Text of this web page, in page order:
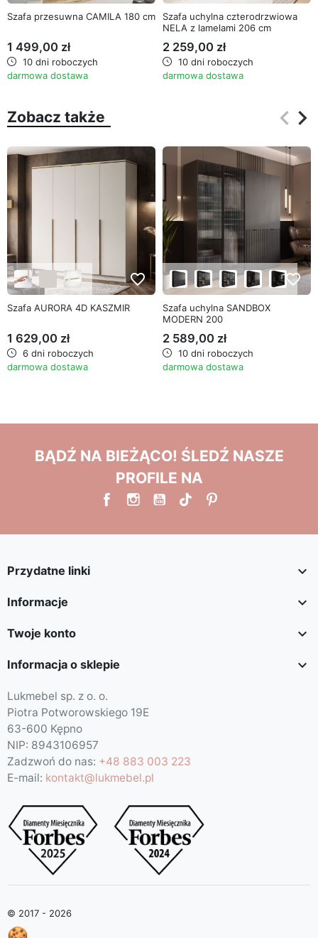
Szafa przesuwna CAMILA 180 cm
1 499,00 zł
10 dni roboczych
darmowa dostawa
Szafa uchylna czterodrzwiowa
NELA z lamelami 206 cm
2 259,00 zł
10 dni roboczych
darmowa dostawa
Zobacz także keyboard_arrow_left
keyboard_arrow_right
favorite_border
Szafa AURORA 4D KASZMIR
1 629,00 zł
6 dni roboczych
darmowa dostawa
favorite_border
Szafa uchylna SANDBOX
MODERN 200
2 589,00 zł
10 dni roboczych
darmowa dostawa
BĄDŹ NA BIEŻĄCO! ŚLEDŹ NASZE
PROFILE NA
Przydatne linki 
Informacje 
Twoje konto 
Informacja o sklepie 
Lukmebel sp. z o. o.
Piotra Potworowskiego 19E
63-600 Kępno
NIP: 8943106957
Zadzwoń do nas: +48 883 003 223
E-mail: kontakt@lukmebel.pl
© 2017 - 2026